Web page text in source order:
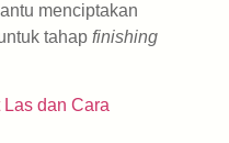
menciptakan
tahap finishing
dan Cara